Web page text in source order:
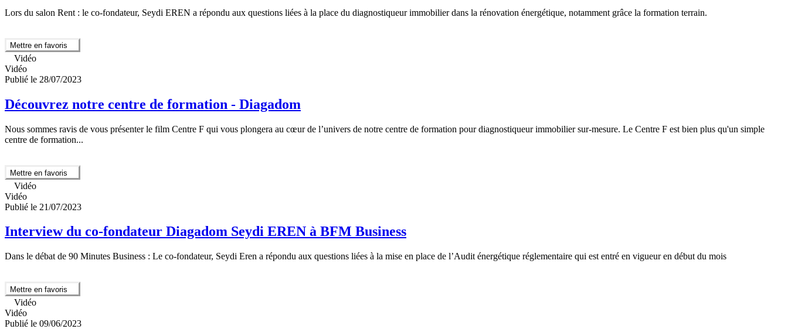
Lors du salon Rent : le co-fondateur, Seydi EREN a répondu aux questions liées à la place du diagnostiqueur immobilier dans la rénovation énergétique, notamment grâce la formation terrain.
Mettre en favoris
Vidéo
Vidéo
Publié le 28/07/2023
Découvrez notre centre de formation - Diagadom
Nous sommes ravis de vous présenter le film Centre F qui vous plongera au cœur de l’univers de notre centre de formation pour diagnostiqueur immobilier sur-mesure. Le Centre F est bien plus qu'un simple
centre de formation...
Mettre en favoris
Vidéo
Vidéo
Publié le 21/07/2023
Interview du co-fondateur Diagadom Seydi EREN à BFM Business
Dans le débat de 90 Minutes Business : Le co-fondateur, Seydi Eren a répondu aux questions liées à la mise en place de l’Audit énergétique réglementaire qui est entré en vigueur en début du mois
Mettre en favoris
Vidéo
Vidéo
Publié le 09/06/2023